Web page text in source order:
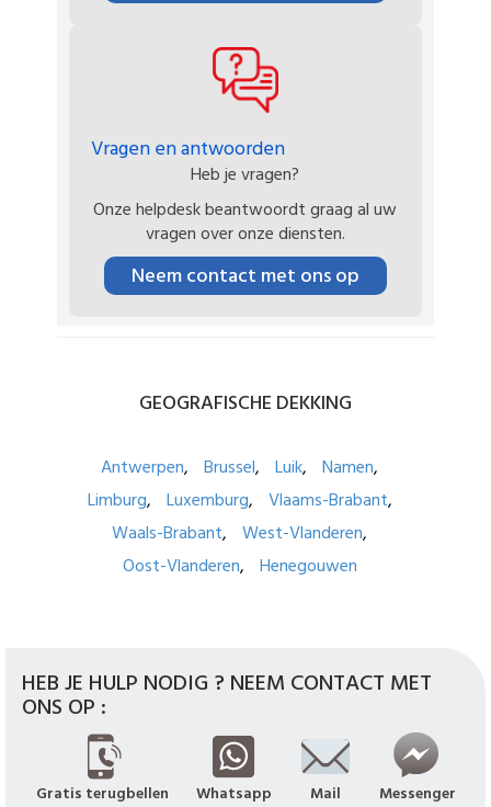
Vragen en antwoorden
Heb je vragen?
Onze helpdesk beantwoordt graag al uw
vragen over onze diensten.
Neem contact met ons op
GEOGRAFISCHE DEKKING
Antwerpen Brussel Luik
Namen
Limburg
Luxemburg
Vlaams-Brabant
Waals-Brabant
West-Vlanderen
Oost-Vlanderen
Henegouwen
HEB JE HULP NODIG ? NEEM CONTACT MET
ONS OP :
Gratis terugbellen Whatsapp Mail Messenger